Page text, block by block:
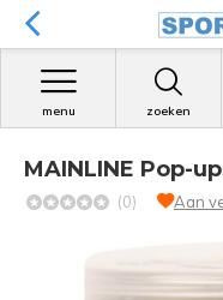
zoeken
menu
MAINLINE Pop-
(0) Aan